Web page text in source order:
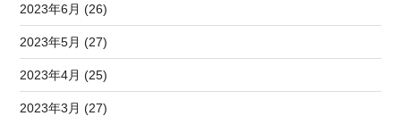
2023年6月 (26)
2023年5月 (27)
2023年4月 (25)
2023年3月 (27)